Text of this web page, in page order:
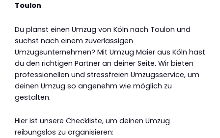
Toulon
Du planst einen Umzug von Köln nach Toulon und
suchst nach einem zuverlässigen
Umzugsunternehmen? Mit Umzug Maier aus Köln hast
du den richtigen Partner an deiner Seite. Wir bieten
professionellen und stressfreien Umzugsservice, um
deinen Umzug so angenehm wie möglich zu
gestalten.
Hier ist unsere Checkliste, um deinen Umzug
reibungslos zu organisieren: